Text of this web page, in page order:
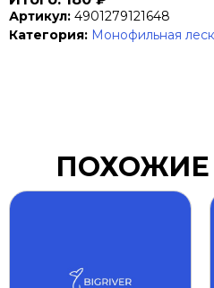
Артикул: 4901279121648
Категория: Монофильная